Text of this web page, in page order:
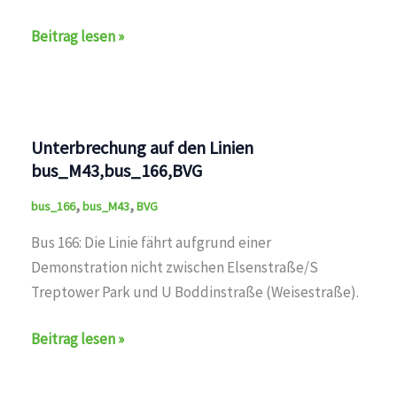
Haltestelle
bus_165,bus_166,bus_265,bus_N60,bus_N65,BVG
Beitrag lesen »
Unterbrechung auf den Linien
bus_M43,bus_166,BVG
bus_166,bus_M43,BVG
Bus 166: Die Linie fährt aufgrund einer
Demonstration nicht zwischen Elsenstraße/S
Treptower Park und U Boddinstraße (Weisestraße).
Unterbrechung
Beitrag lesen »